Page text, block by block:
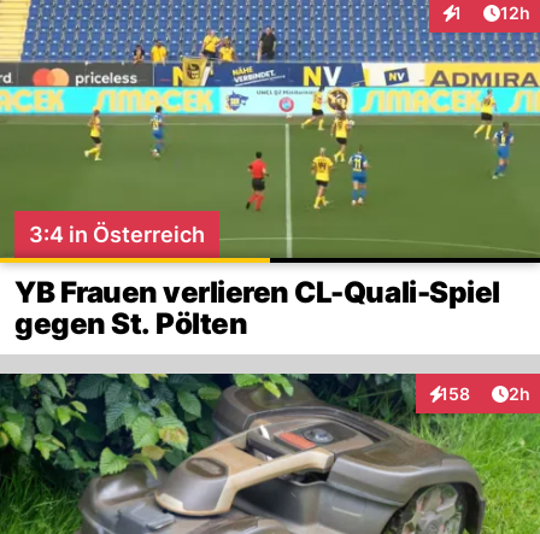
1 12h
3:4 in Österreich
YB Frauen verlieren CL-Quali-Spiel
gegen St. Pölten
158
Interaktionen
2h